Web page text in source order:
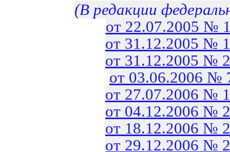
(В редакции
от 22.07.2005 №
от 31.12.2005 №
от 31.12.2005 №
от 03.06.2006 №
от 27.07.2006 №
от 04.12.2006 №
от 18.12.2006 №
от 29.12.2006 №